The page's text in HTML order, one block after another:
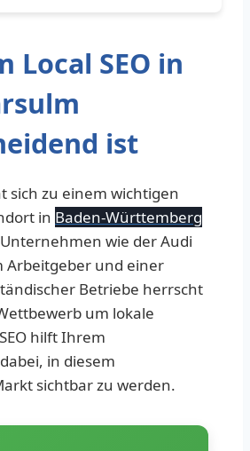
Local SEO in
ist
sich zu einem wichtigen
in Baden-Württemberg
wie der Audi
Arbeitgeber und einer
Betriebe herrscht
um lokale
hilft Ihrem
in diesem
sichtbar zu werden.